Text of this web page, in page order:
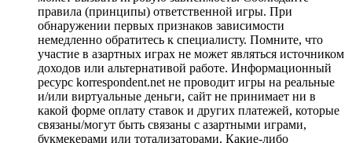
правила (принципы) ответственной игры. При
обнаружении первых признаков зависимости
немедленно обратитесь к специалисту. Помните, что
участие в азартных играх не может являться источником
доходов или альтернативой работе. Информационный
ресурс korrespondent.net не проводит игры на реальные
и/или виртуальные деньги, сайт не принимает ни в
какой форме оплату ставок и других платежей, которые
связаны/могут быть связаны с азартными играми,
букмекерами или тотализаторами. Какие-либо